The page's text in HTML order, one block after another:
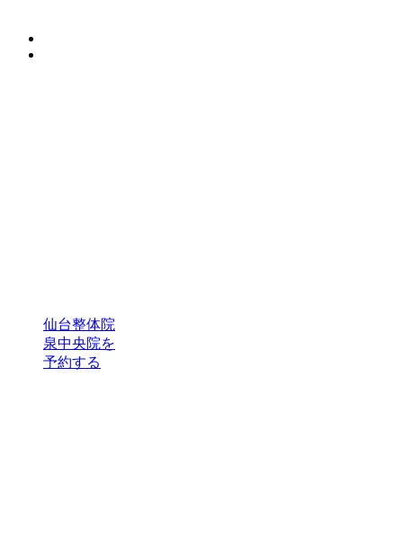
仙台整体院
泉中央院を
予約する